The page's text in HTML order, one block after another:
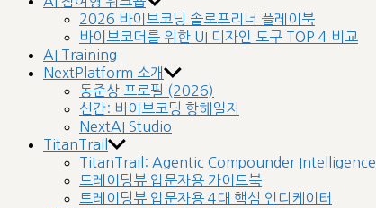
2026 바이브코딩 솔로프리너 플레이북
바이브코더를 위한 UI 디자인 도구 TOP 4 비교
AI Training
NextPlatform 소개
동준상 프로필 (2026)
신간: 바이브코딩 항해일지
NextAI Studio
TitanTrail
TitanTrail: Agentic Compounder Intelligence
트레이딩뷰 입문자용 가이드북
트레이딩뷰 입문자용 4대 핵심 인디케이터